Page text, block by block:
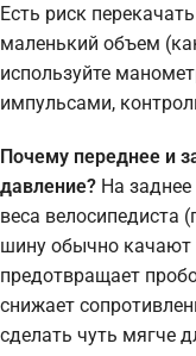
Есть риск
маленький объем
используйте
импульсами,
Почему переднее и
давление? На
веса
шину обычно качают
предотвращает
снижает
сделать чуть мягче